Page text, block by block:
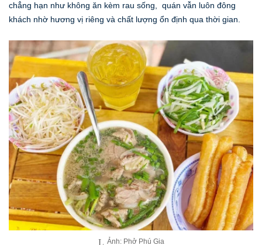
chẳng hạn như không ăn kèm rau sống, quán vẫn luôn đông
khách nhờ hương vị riêng và chất lượng ổn định qua thời gian.
Ảnh: Phở Phú Gia